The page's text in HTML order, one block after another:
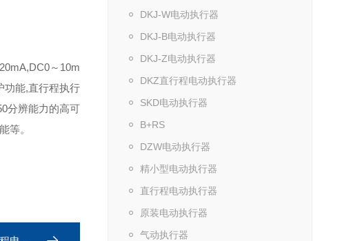
DKJ-W电动执行器
DKJ-B电动执行器
DKJ-Z电动执行器
DKZ直行程电动执行器
SKD电动执行器
B+RS
DZW电动执行器
精小型电动执行器
直行程电动执行器
原装电动执行器
气动执行器
～10m
功能,直行程执行
分辨能力的高可
等。